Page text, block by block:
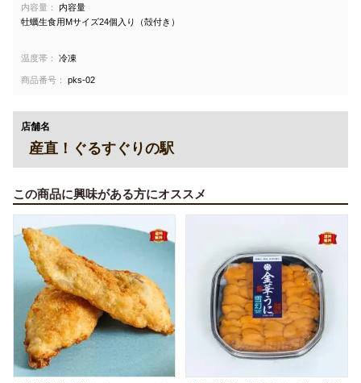
内容量：
内容量
牡蠣生食用Mサイズ24個入り（殻付き）
温度帯： 冷凍
商品番号： pks-02
店舗名
産直！ぐるすぐりの駅
この商品に興味がある方にオススメ